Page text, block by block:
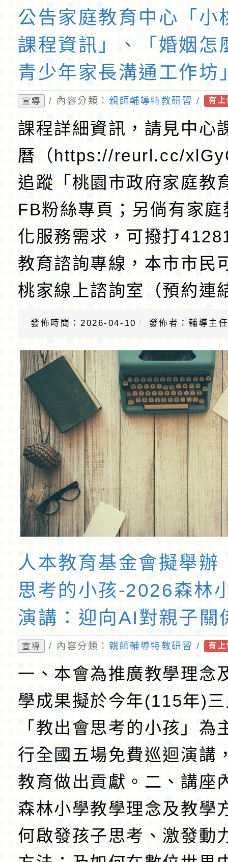
公告家庭教育中心「小
課程資訊」、「婚姻怎
青少年家長溝通工作坊
『原原』不絕-親子共
會」、「數位時代愛在
「親子共讀好時光」海
宣導 / 內容分類：親師輔導特教研習 / 有
課程詳細資訊，請見中心
曆（https://reurl.cc/
追蹤「桃園市政府家庭教
FB粉絲專頁；另倘有家庭
化服務需求，可撥打
教育諮詢專線，本市市民
桃家線上諮詢室（預約連
發佈時間：2026-04-10 發佈者：輔導主
人本教育基金會擬舉辦
思考的小孩-2026森林
演講：迎向AI對親子關
戰』，鼓勵親師生參加
宣導 / 內容分類：親師輔導特教研習 / 有
一、本會為推廣教學理念
學成果擬於今年(115年)
「教出會思考的小孩」為
行全國五場免費巡迴演講
教育做出貢獻。二、講座
森林小學教學理念及教學
何啟發孩子思考、激發動